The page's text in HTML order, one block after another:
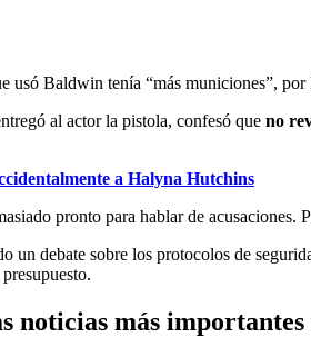
Baldwin tenía “más municiones”,
al actor la pistola, confesó que no
a Halyna Hutchins
pronto para hablar de acusaciones.
debate sobre los protocolos de
noticias más